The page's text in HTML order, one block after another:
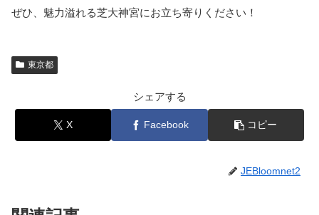
ぜひ、魅力溢れる芝大神宮にお立ち寄りください！
東京都
シェアする
X Facebook コピー
JEBloomnet2